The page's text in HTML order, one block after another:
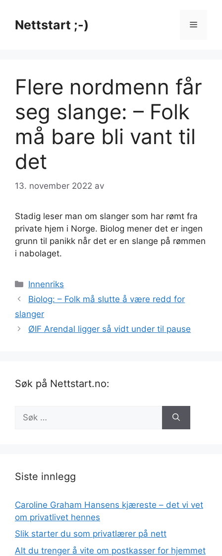
innholdNettstart ;-) Meny
Flere nordmenn får
seg slange: – Folk
må bare bli vant til
det
13. november 2022 av
Stadig leser man om slanger som har rømt fra
private hjem i Norge. Biolog mener det er ingen
grunn til panikk når det er en slange på rømmen
i nabolaget.
Kategorier
Innenriks
Biolog: – Folk må slutte å være redd for
slanger
ØIF Arendal ligger så vidt under til pause
Søk på Nettstart.no:
etter:
Siste innlegg
Caroline Graham Hansens kjæreste – det vi vet
om privatlivet hennes
Slik starter du som privatlærer på nett
Alt du trenger å vite om postkasser for hjemmet